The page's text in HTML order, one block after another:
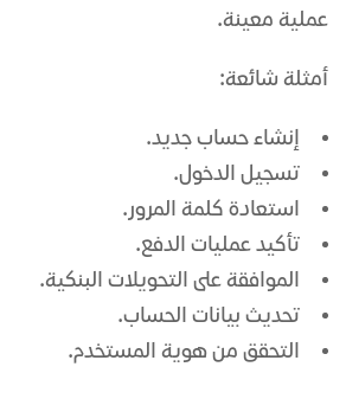
عملية معينة.
أمثلة شائعة:
إنشاء حساب جديد.
تسجيل الدخول.
استعادة كلمة المرور.
تأكيد عمليات الدفع.
الموافقة على التحويلات البنكية.
تحديث بيانات الحساب.
التحقق من هوية المستخدم.